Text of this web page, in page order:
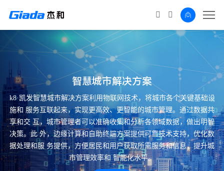
智慧城市解决方案
k8·凯发智慧城市解决方案利用物联网技术，将城市各个关键基础设
施和服务互联起来，实现更高效、更智能的城市管理。通过数据共
享和交 互，城市管理者可以准确收集和分析各领域数据，做出明智
决策。此外，边缘计算和自助终端方案提供可靠技术支持，优化数
据处理和服务提供，方便居民和用户获取所需服务和信息，提升城
市管理效率和智能化水平。